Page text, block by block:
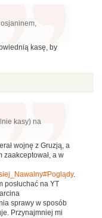
kasę, by
kasy) na
wojnę z Gruzją, a
zaakceptował, a w
.
posłuchać na YT
sprawy w sposób
Przynajmniej mi